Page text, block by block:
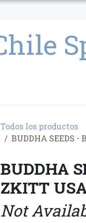
Todos los productos
BUDDHA SEEDS -
BUDDHA
ZKITT
Not